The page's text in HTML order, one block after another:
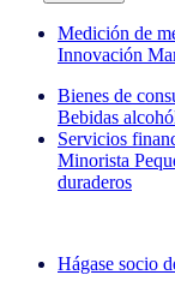
Medición de
Innovación
Bienes de
Bebidas
Servicios
Minorista
duraderos
Hágase socio